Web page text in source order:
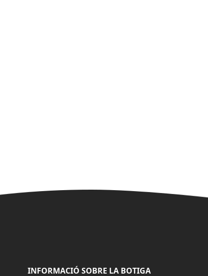
INFORMACIÓ SOBRE LA BOTIGA